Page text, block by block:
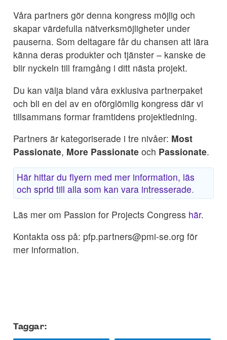
Våra partners gör denna kongress möjlig och
skapar värdefulla nätverksmöjligheter under
pauserna. Som deltagare får du chansen att lära
känna deras produkter och tjänster – kanske de
blir nyckeln till framgång i ditt nästa projekt.
Du kan välja bland våra exklusiva partnerpaket
och bli en del av en oförglömlig kongress där vi
tillsammans formar framtidens projektledning.
Partners är kategoriserade i tre nivåer: Most
Passionate, More Passionate och Passionate.
Här hittar du flyern med mer information, läs
och sprid till alla som kan vara intresserade.
Läs mer om Passion for Projects Congress här.
Kontakta oss på: pfp.partners@pmi-se.org för
mer information.
Taggar: